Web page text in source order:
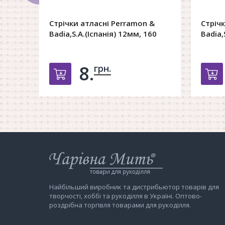
Стрічки атласні Perramon &
Badia,S.A.(Іспанія) 12мм, 160
Добавить в корзину
8.грн.
Інтернет-
магазин
Мить
Найбільший виробник та дистрибьютор товарів для
творчості, хоббі та рукоділля в Україні. Оптово-
роздрібна торгівля товарами для рукоділля.